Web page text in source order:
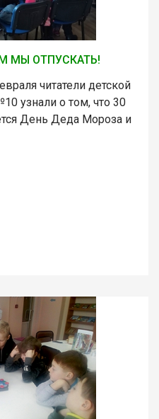
МЫ ОТПУСКАТЬ!
читатели детской
узнали о том, что 30
День Деда Мороза и